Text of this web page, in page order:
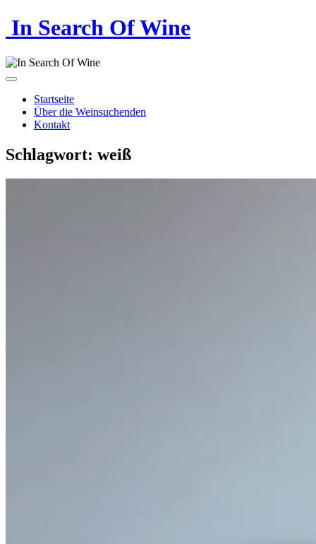
In Search Of Wine
Startseite
Über die Weinsuchenden
Kontakt
Schlagwort: weiß